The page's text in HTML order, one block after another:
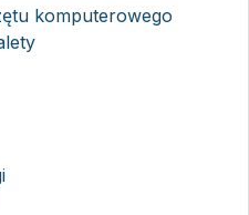
komputerowego